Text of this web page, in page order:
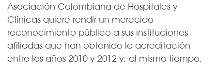
Asociación Colombiana de Hospitales y
Clínicas quiere rendir un merecido
reconocimiento público a sus instituciones
afiliadas que han obtenido la acreditación
entre los años 2010 y 2012 y, al mismo tiempo,